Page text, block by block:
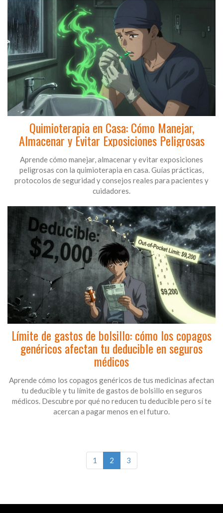
Quimioterapia en Casa: Cómo Manejar,
Almacenar y Evitar Exposiciones Peligrosas
Aprende cómo manejar, almacenar y evitar exposiciones
peligrosas con la quimioterapia en casa. Guías prácticas,
protocolos de seguridad y consejos reales para pacientes y
cuidadores.
Límite de gastos de bolsillo: cómo los copagos
genéricos afectan tu deducible en seguros
médicos
Aprende cómo los copagos genéricos de tus medicinas afectan
tu deducible y tu límite de gastos de bolsillo en seguros
médicos. Descubre por qué no reducen tu deducible pero sí te
acercan a pagar menos en el futuro.
1 2 3